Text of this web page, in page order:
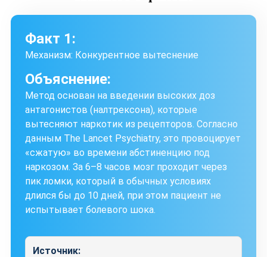
Факт 1:
Механизм: Конкурентное вытеснение
Объяснение:
Метод основан на введении высоких доз
антагонистов (налтрексона), которые
вытесняют наркотик из рецепторов. Согласно
данным The Lancet Psychiatry, это провоцирует
«сжатую» во времени абстиненцию под
наркозом. За 6–8 часов мозг проходит через
пик ломки, который в обычных условиях
длился бы до 10 дней, при этом пациент не
испытывает болевого шока.
Источник: